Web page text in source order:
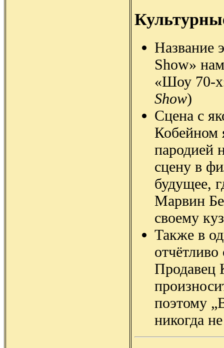
Название
Show»
«Шоу 70-
Show)
Сцена с
Кобейном
пародией
сцену в
будущее,
Марвин
своему
Также в
Продавец
поэтому
никогда